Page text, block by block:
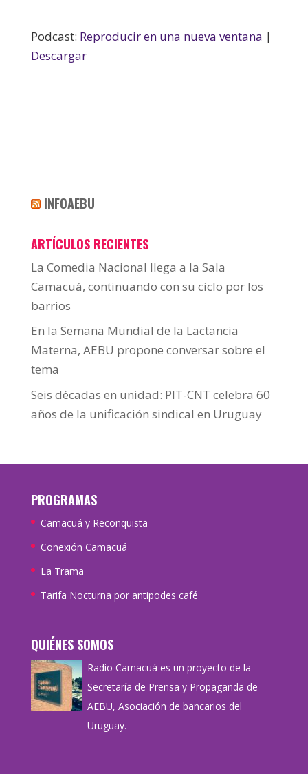
Podcast: Reproducir en una nueva ventana |
Descargar
INFOAEBU
ARTÍCULOS RECIENTES
La Comedia Nacional llega a la Sala
Camacuá, continuando con su ciclo por los
barrios
En la Semana Mundial de la Lactancia
Materna, AEBU propone conversar sobre el
tema
Seis décadas en unidad: PIT-CNT celebra 60
años de la unificación sindical en Uruguay
PROGRAMAS
Camacuá y Reconquista
Conexión Camacuá
La Trama
Tarifa Nocturna por antipodes café
QUIÉNES SOMOS
Radio Camacuá es un proyecto de la
Secretaría de Prensa y Propaganda de
AEBU, Asociación de bancarios del
Uruguay.